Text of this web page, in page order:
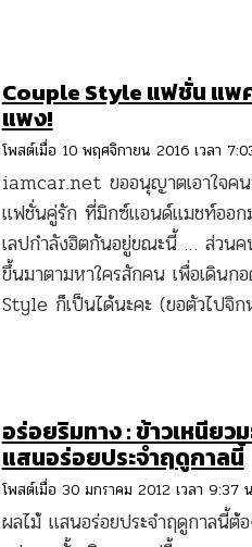
Couple Style แฟชั่น แพ
แพง!
โพสต์เมื่อ 10 พฤศจิกายน 2016 เวลา
iamcar.net ขออนุญาตเอาใจค
แฟชั่นคู่รัก ที่มิกซ์แอนด์แมชท์ออก
เลปกำลังฮิตกันอยู่ขณะนี้ … ส่วนค
ขึ้นมาตามหาใครสักคน เพื่อเดิน
Style ก็เป็นได้นะคะ (ขอตัวไป
อร่อยริมทาง : ข้าวเหนียว
แสนอร่อยประจำฤดูกาลนี้
โพสต์เมื่อ 30 มกราคม 2012 เวลา 9:37
ผลไม้ แสนอร่อยประจำฤดูกาลนี้ต้